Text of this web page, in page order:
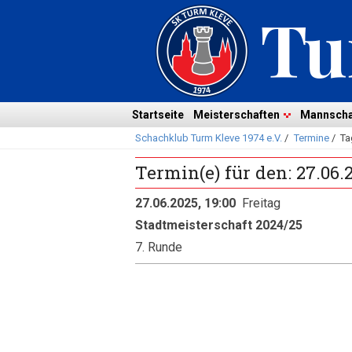
überspringen
Startseite Meisterschaften
Schachklub Turm Kleve 1974 e.V. / Termine/
Termin(e) für den:
27.06.2025, 19:00 Freitag
Stadtmeisterschaft 2024/25
7. Runde